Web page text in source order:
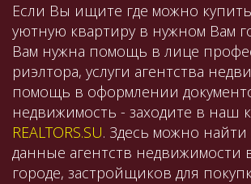
Если Вы ищите где можно
уютную квартиру в нужном Вам
Вам нужна помощь в лице
риэлтора, услуги агентства
помощь в оформлении
недвижимость - заходите в наш
REALTORS.SU. Здесь можно
данные агентств недвижимости
городе, застройщиков для